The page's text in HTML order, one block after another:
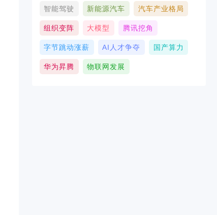
智能驾驶 新能源汽车 汽车产业格局
组织变阵 大模型 腾讯挖角
字节跳动涨薪 AI人才争夺 国产算力
华为昇腾 物联网发展